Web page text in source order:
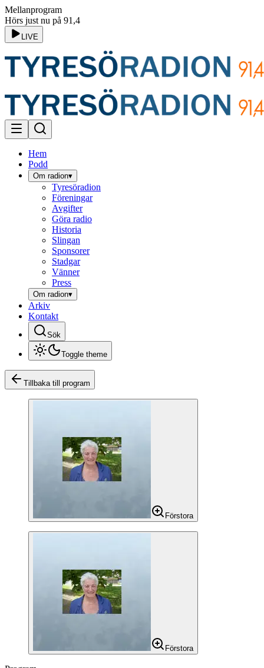
Mellanprogram
Hörs just nu på 91,4
LIVE
Hem
Podd
Om radion▾
Tyresöradion
Föreningar
Avgifter
Göra radio
Historia
Slingan
Sponsorer
Stadgar
Vänner
Press
Om radion▾
Arkiv
Kontakt
Sök
Toggle theme
Tillbaka till program
Förstora
Förstora